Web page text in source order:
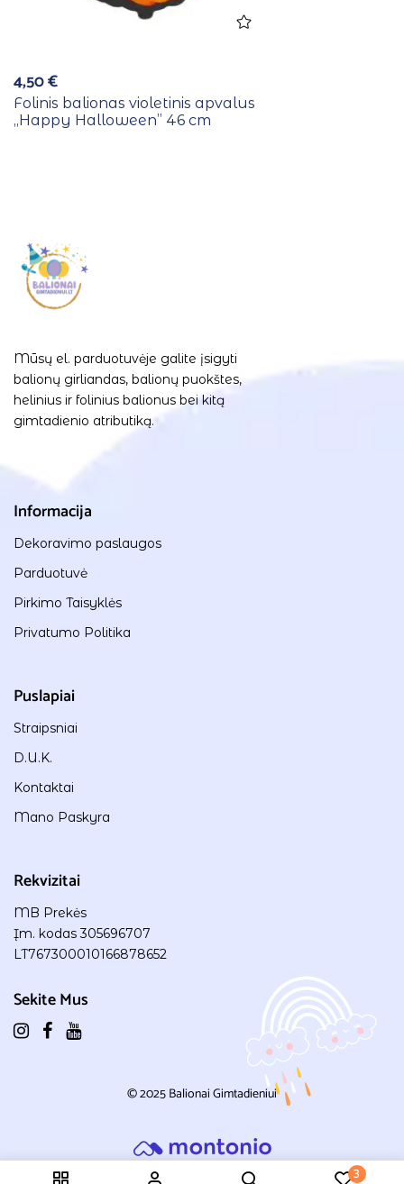
3
4,50€
Folinis balionas violetinis apvalus
,,Happy Halloween” 46 cm
Mūsų el. parduotuvėje galite įsigyti
balionų girliandas, balionų puokštes,
helinius ir folinius balionus bei kitą
gimtadienio atributiką.
Informacija
Dekoravimo paslaugos
Parduotuvė
Pirkimo Taisyklės
Privatumo Politika
Puslapiai
Straipsniai
D.U.K.
Kontaktai
Mano Paskyra
Rekvizitai
MB Prekės
Įm. kodas 305696707
LT767300010166878652
Sekite Mus
© 2025Balionai Gimtadieniui